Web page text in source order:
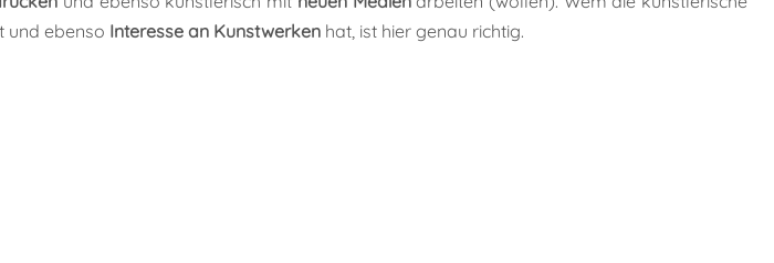
und ebenso Interesse an Kunstwerken hat, ist hier genau richtig.